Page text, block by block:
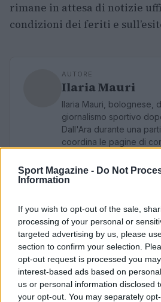
Sport Magazine - Do Not
Information
If you wish to opt-out of the sale,
processing of your personal or
targeted advertising by us, please
section to confirm your selection.
opt-out request is processed you
interest-based ads based on
us or personal information disclosed
your opt-out. You may separately
rimane in attesa di notizie
condizioni dei feriti e
AUTORE
Ilaria Mauri
Ilaria Mauri, bolognese,
giornalismo sportivo
Dall'Ara durante una
coordina le pagine di
sul campo e conserva il
partita come prova della